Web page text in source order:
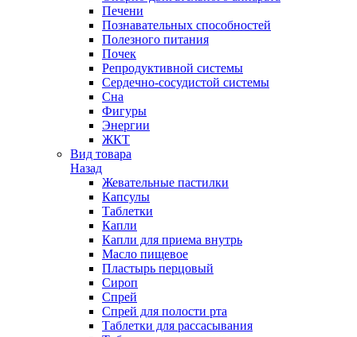
Печени
Познавательных способностей
Полезного питания
Почек
Репродуктивной системы
Сердечно-сосудистой системы
Сна
Фигуры
Энергии
ЖКТ
Вид товара
Назад
Жевательные пастилки
Капсулы
Таблетки
Капли
Капли для приема внутрь
Масло пищевое
Пластырь перцовый
Сироп
Спрей
Спрей для полости рта
Таблетки для рассасывания